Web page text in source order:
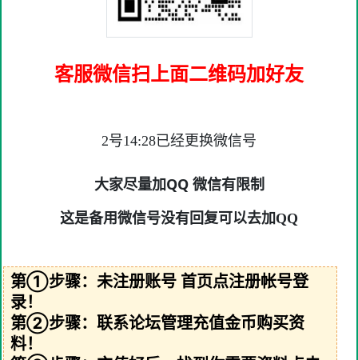
客服微信扫上面二维码加好友
2号14:28已经更换微信号
大家尽量加QQ 微信有限制
这是备用微信号没有回复可以去加QQ
第①步骤：未注册账号 首页点注册帐号登
录！
第②步骤：联系论坛管理充值金币购买资
料！